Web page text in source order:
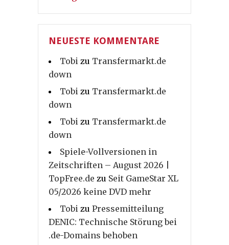
NEUESTE KOMMENTARE
Tobi zu Transfermarkt.de
down
Tobi zu Transfermarkt.de
down
Tobi zu Transfermarkt.de
down
Spiele-Vollversionen in
Zeitschriften – August 2026 |
TopFree.de zu Seit GameStar XL
05/2026 keine DVD mehr
Tobi zu Pressemitteilung
DENIC: Technische Störung bei
.de-Domains behoben